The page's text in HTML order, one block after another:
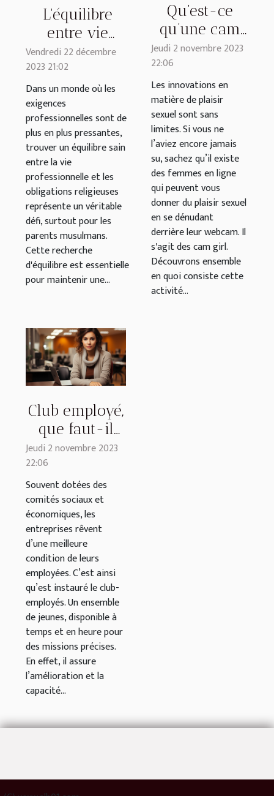
L'équilibre
entre vie
professionnelle
et obligations
religieuses
pour les
parents
musulmans
Vendredi 22 décembre
2023 21:02
Dans un monde où les
exigences
professionnelles sont de
plus en plus pressantes,
trouver un équilibre sain
entre la vie
professionnelle et les
obligations religieuses
représente un véritable
défi, surtout pour les
parents musulmans.
Cette recherche
d'équilibre est essentielle
pour maintenir une...
Qu’est-ce
qu’une cam
girl ?
Jeudi 2 novembre 2023
22:06
Les innovations en
matière de plaisir
sexuel sont sans
limites. Si vous ne
l’aviez encore jamais
su, sachez qu’il existe
des femmes en ligne
qui peuvent vous
donner du plaisir sexuel
en se dénudant
derrière leur webcam. Il
s'agit des cam girl.
Découvrons ensemble
en quoi consiste cette
activité...
Club employé,
que faut-il
savoir ?
Jeudi 2 novembre 2023
22:06
Souvent dotées des
comités sociaux et
économiques, les
entreprises rêvent
d’une meilleure
condition de leurs
employées. C’est ainsi
qu’est instauré le club-
employés. Un ensemble
de jeunes, disponible à
temps et en heure pour
des missions précises.
En effet, il assure
l’amélioration et la
capacité...